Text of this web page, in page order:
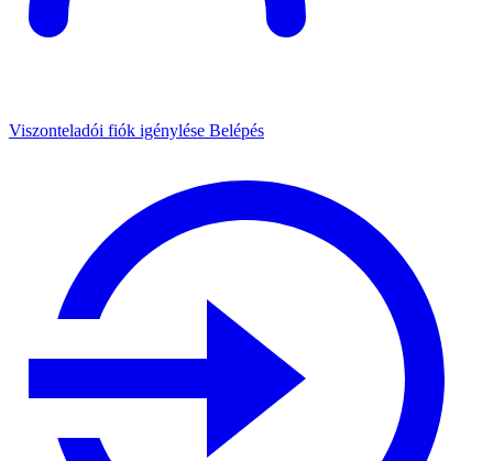
Viszonteladói fiók igénylése Belépés